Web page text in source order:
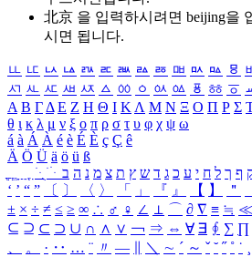
北京 을 입력하시려면 beijing을
시면 됩니다.
ㅥ ㅦ ㅧ ㅨ ㅩ ㅪ ㅫ ㅬ ㅭ ㅮ ㅯ ㅰ ㅱ
ㅺ ㅻ ㅼ ㅽ ㅾ ㅿ ㆀ ㆁ ㆂ ㆃ ㆄ ㆅ ㆆ
Α Β ΓΔ Ε Ζ Η Θ Ι ΚΛ Μ Ν Ξ Ο Π Ρ Σ
θ ι κ λ μ ν ξ ο π ρ σ τ υ φ χ ψ ω
á à Á À é è É È ç Ç ê
Ä Ö Ü ä ö ü ß
ִֶֹ ֻּ ׁׂ ף ך ל ח י ע כ ג ד ש ץ ת צ מ נ ה ב
‘ ’ “ ” 〔 〕 〈 〉 「 」 『 』 【 】 ＂
± × ÷ ≠ ≤ ≥ ∞ ∴ ♂ ♀ ∠ ⊥ ⌒ ∂ ∇ ≡ ≒ ≪
⊆ ⊇ ⊂ ⊃ ∪ ∩ ∧ ∨ ￢ ⇒ ⇔ ∀ ∃ ∮ ∑ ∏
、
。 · ‥ … ¨ 〃 ― ＼ ∼ ´ ～ ˇ ˘ ˝ ˚ ˙ ¸